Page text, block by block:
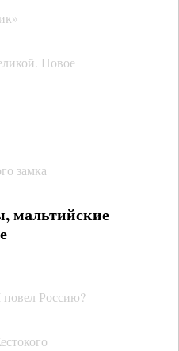
Новое
замка
мальтийские
повел Россию?